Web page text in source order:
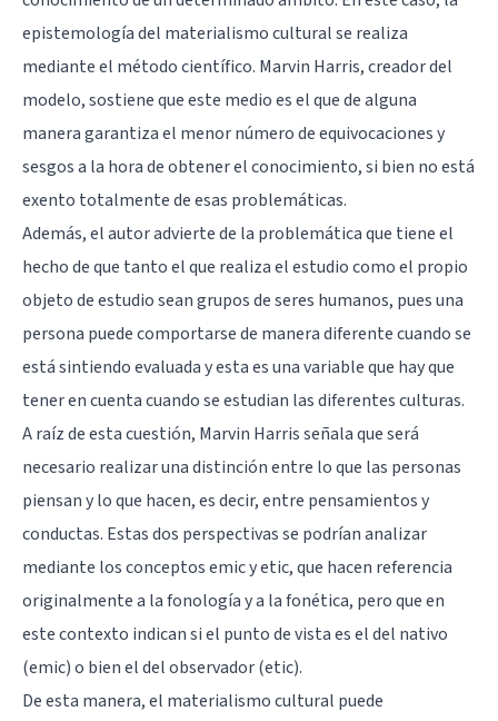
epistemología del materialismo cultural se realiza
mediante el método científico. Marvin Harris, creador del
modelo, sostiene que este medio es el que de alguna
manera garantiza el menor número de equivocaciones y
sesgos a la hora de obtener el conocimiento, si bien no está
exento totalmente de esas problemáticas.
Además, el autor advierte de la problemática que tiene el
hecho de que tanto el que realiza el estudio como el propio
objeto de estudio sean grupos de seres humanos, pues una
persona puede comportarse de manera diferente cuando se
está sintiendo evaluada y esta es una variable que hay que
tener en cuenta cuando se estudian las diferentes culturas.
A raíz de esta cuestión, Marvin Harris señala que será
necesario realizar una distinción entre lo que las personas
piensan y lo que hacen, es decir, entre pensamientos y
conductas. Estas dos perspectivas se podrían analizar
mediante los conceptos emic y etic, que hacen referencia
originalmente a la fonología y a la fonética, pero que en
este contexto indican si el punto de vista es el del nativo
(emic) o bien el del observador (etic).
De esta manera, el materialismo cultural puede